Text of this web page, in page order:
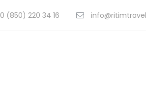
0 (850) 220 34 16